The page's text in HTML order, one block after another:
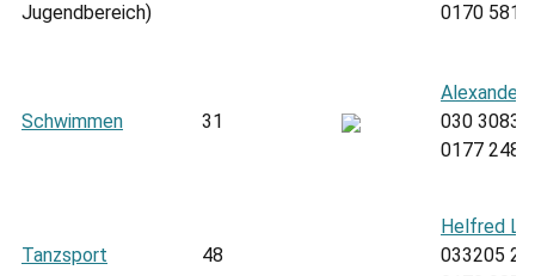
Jugendbereich)
0170
Schwimmen 31
Alexander
030
0177
Tanzsport 48
Helfred
033205